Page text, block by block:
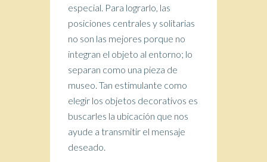
especial. Para lograrlo, las
posiciones centrales y solitarias
no son las mejores porque no
integran el objeto al entorno; lo
separan como una pieza de
museo. Tan estimulante como
elegir los objetos decorativos es
buscarles la ubicación que nos
ayude a transmitir el mensaje
deseado.